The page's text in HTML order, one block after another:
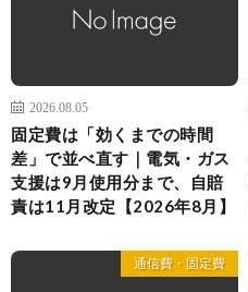
2026.08.05
固定費は「効くまでの時間
差」で並べ直す｜電気・ガス
支援は9月使用分まで、自賠
責は11月改定【2026年8月】
通信費・固定費